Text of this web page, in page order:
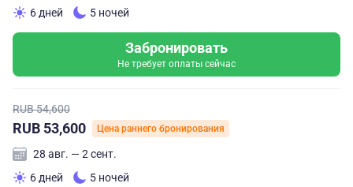
6 дней
5 ночей
Забронировать
Не требует оплаты сейчас
RUB 54,600
RUB 53,600 Цена раннего бронирования
28 авг. — 2 сент.
6 дней
5 ночей